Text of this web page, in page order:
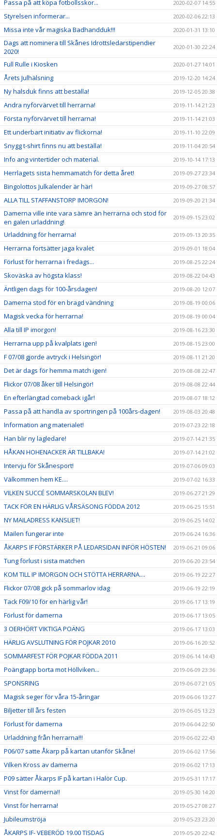
Passa på att köpa fotbollsskor... 2020-02-07 14:55
Styrelsen informerar... 2020-02-06 22:13
Missa inte vår magiska Badhandduk!!! 2020-01-31 13:10
Dags att nominera till Skånes Idrottsledarstipendier
2020!
2020-01-30 22:24
Full Rulle i Kiosken 2020-01-27 14:01
Årets Julhälsning 2019-12-20 14:24
Ny halsduk finns att beställa! 2019-12-05 20:38
Andra nyförvärvet till herrarna! 2019-11-14 21:23
Första nyförvärvet till herrarna! 2019-11-14 21:03
Ett underbart initiativ av flickorna! 2019-11-10 22:09
Snygg t-shirt finns nu att beställa! 2019-11-04 20:54
Info ang vintertider och material. 2019-10-14 17:13
Herrlagets sista hemmamatch för detta året! 2019-09-27 23:34
Bingolottos Julkalender är här! 2019-09-27 08:57
ALLA TILL STAFFANSTORP IMORGON! 2019-09-20 21:34
Damerna ville inte vara sämre än herrarna och stod för
en galen urladdning!
2019-09-15 23:02
Urladdning för herrarna! 2019-09-13 20:35
Herrarna fortsätter jaga kvalet 2019-09-01 18:04
Förlust för herrarna i fredags... 2019-08-25 22:24
Skoväska av högsta klass! 2019-08-22 04:43
Äntligen dags för 100-årsdagen! 2019-08-20 12:07
Damerna stod för en bragd vändning 2019-08-19 00:06
Magisk vecka för herrarna! 2019-08-19 00:04
Alla till IP imorgon! 2019-08-16 23:30
Herrarna upp på kvalplats igen! 2019-08-15 23:00
F 07/08 gjorde avtryck i Helsingör! 2019-08-11 21:20
Det är dags för hemma match igen! 2019-08-08 22:47
Flickor 07/08 åker till Helsingör! 2019-08-08 22:44
En efterlängtad comeback igår! 2019-08-07 18:12
Passa på att handla av sportringen på 100års-dagen! 2019-08-03 20:48
Information ang materialet! 2019-07-23 22:18
Han blir ny lagledare! 2019-07-14 21:35
HÅKAN HOHENACKER ÄR TILLBAKA! 2019-07-14 21:02
Intervju för Skånesport! 2019-07-06 09:03
Välkommen hem KE.... 2019-07-02 16:33
VILKEN SUCCÉ SOMMARSKOLAN BLEV! 2019-06-27 21:29
TACK FÖR EN HÄRLIG VÅRSÄSONG FÖDDA 2012 2019-06-25 15:51
NY MAILADRESS KANSLIET! 2019-06-25 14:02
Mailen fungerar inte 2019-06-24 16:36
ÅKARPS IF FÖRSTÄRKER PÅ LEDARSIDAN INFÖR HÖSTEN! 2019-06-21 09:06
Tung förlust i sista matchen 2019-06-20 23:54
KOM TILL IP IMORGON OCH STÖTTA HERRARNA.... 2019-06-19 22:27
Flickor 07/08 gick på sommarlov idag 2019-06-19 22:19
Tack F09/10 för en härlig vår! 2019-06-17 13:19
Förlust för damerna 2019-06-17 13:05
3 OERHÖRT VIKTIGA POÄNG 2019-06-17 13:03
HÄRLIG AVSLUTNING FÖR POJKAR 2010 2019-06-16 20:52
SOMMARFEST FÖR POJKAR FÖDDA 2011 2019-06-14 14:43
Poängtapp borta mot Höllviken... 2019-06-09 23:36
SPONSRING 2019-06-07 21:05
Magisk seger för våra 15-åringar 2019-06-06 13:27
Biljetter till års festen 2019-06-05 13:23
Förlust för damerna 2019-06-04 22:50
Urladdning från herrarna!!! 2019-06-02 22:43
P06/07 satte Åkarp på kartan utanför Skåne! 2019-06-02 17:56
Vilken Kross av damerna 2019-06-02 17:13
P09 sätter Åkarps IF på kartan i Halör Cup. 2019-05-31 17:17
Vinst för damerna!! 2019-05-30 14:20
Vinst för herrarna! 2019-05-27 08:27
Jubileumströja 2019-05-23 23:20
ÅKARPS IF- VEBERÖD 19.00 TISDAG 2019-05-20 22:42